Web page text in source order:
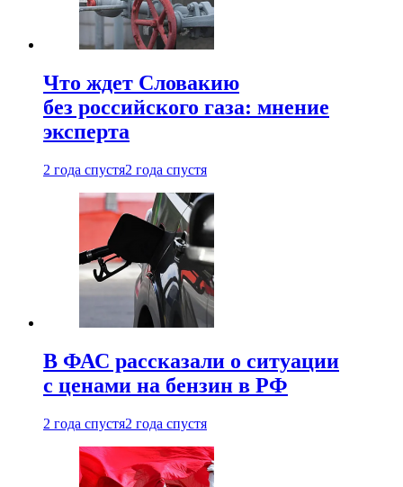
Что ждет Словакию
без российского газа: мнение
эксперта
2 года спустя2 года спустя
В ФАС рассказали о ситуации
с ценами на бензин в РФ
2 года спустя2 года спустя